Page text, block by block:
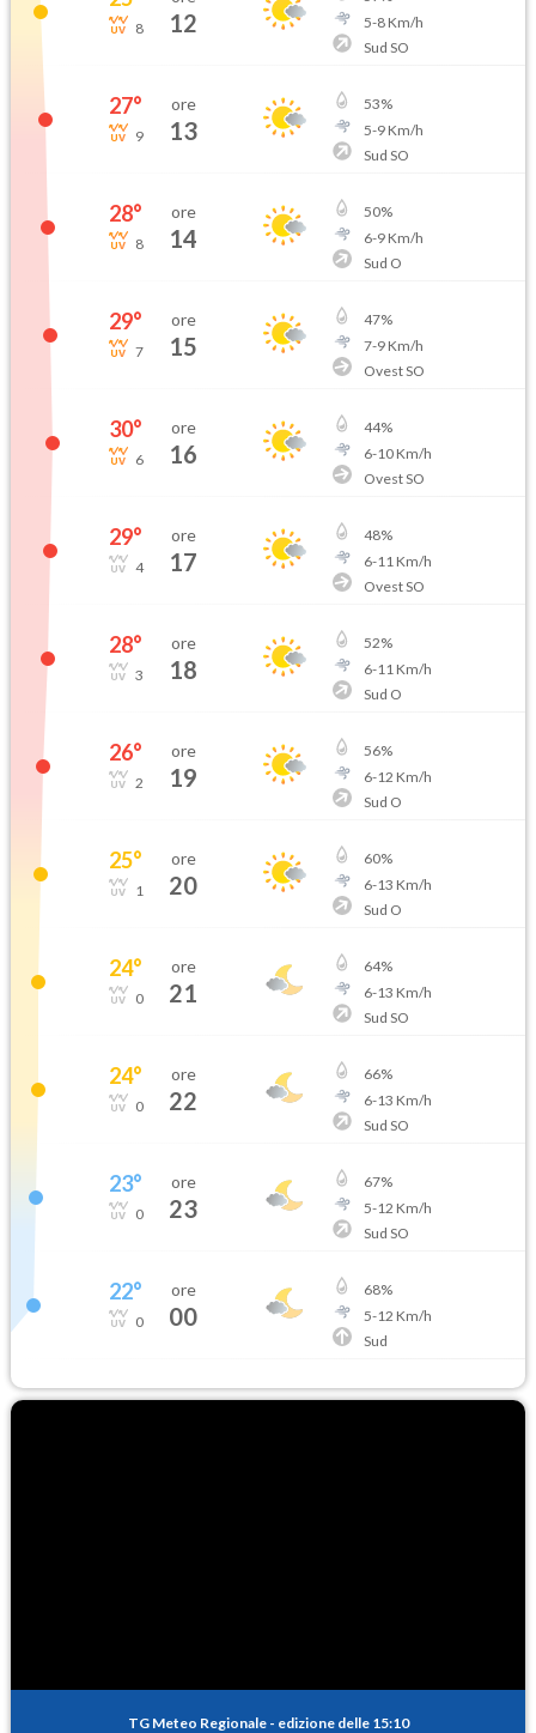
8 12
5-8Km/h
Sud SO
27°
9
ore
13
53%
5-9Km/h
Sud SO
28°
8
ore
14
50%
6-9Km/h
Sud O
29°
7
ore
15
47%
7-9Km/h
Ovest SO
30°
6
ore
16
44%
6-10Km/h
Ovest SO
29°
4
ore
17
48%
6-11 Km/h
Ovest SO
28°
3
ore
18
52%
6-11 Km/h
Sud O
26°
2
ore
19
56%
6-12 Km/h
Sud O
25°
1
ore
20
60%
6-13 Km/h
Sud O
24°
0
ore
21
64%
6-13 Km/h
Sud SO
24°
0
ore
22
66%
6-13 Km/h
Sud SO
23°
0
ore
23
67%
5-12 Km/h
Sud SO
22°
0
ore
00
68%
5-12 Km/h
Sud
TG Meteo Regionale - edizione delle 15:10